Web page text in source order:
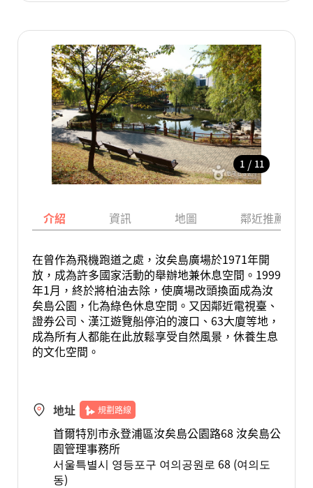
1 / 11
介紹 資訊 地圖 鄰近推薦景點
在曾作為飛機跑道之處，汝矣島廣場於1971年開
放，成為許多國家活動的舉辦地兼休息空間。1999
年1月，終於將柏油去除，使廣場改頭換面成為汝
矣島公園，化為綠色休息空間。又因鄰近電視臺、
證券公司、漢江遊覽船停泊的渡口、63大廈等地，
成為所有人都能在此放鬆享受自然風景，休養生息
的文化空間。
地址 規劃路線
首爾特別市永登浦區汝矣島公園路68 汝矣島公
園管理事務所
서울특별시 영등포구 여의공원로 68 (여의도
동)